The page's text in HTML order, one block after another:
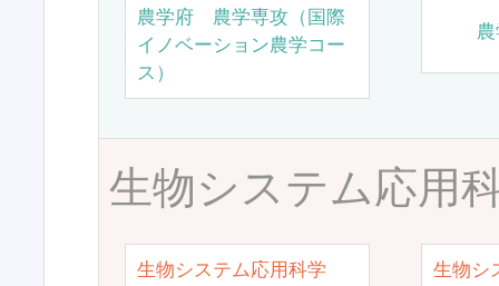
農学府 農学専攻（国際
イノベーション農学コー
ス）
生物システム応用
生物システム応用科学
生物シ